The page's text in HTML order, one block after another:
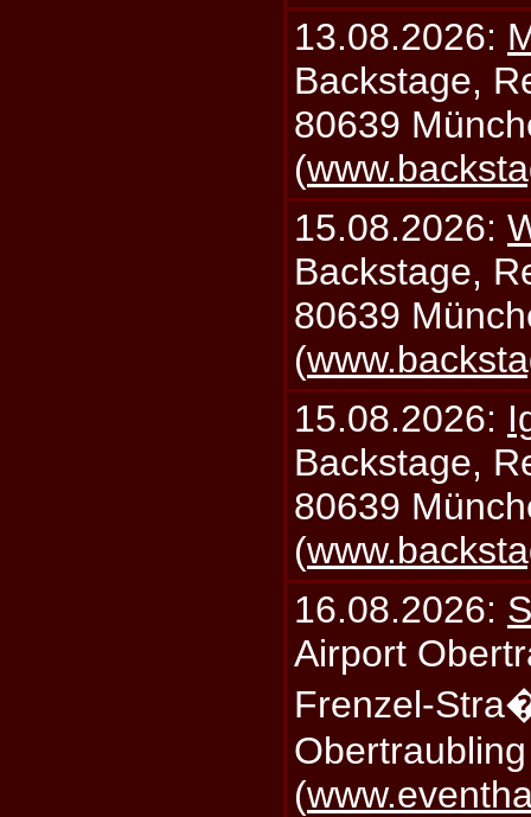
13.08.2026:
Backstage,
80639
(
15.08.2026:
Backstage,
80639
(
15.08.2026:
Backstage,
80639
(
16.08.2026:
Airport
Frenzel-
(